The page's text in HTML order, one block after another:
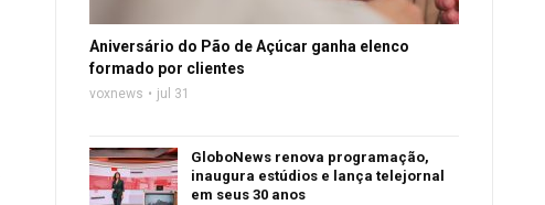
Aniversário do Pão de Açúcar ganha elenco
formado por clientes
voxnews jul 31
GloboNews renova programação,
inaugura estúdios e lança telejornal
em seus 30 anos